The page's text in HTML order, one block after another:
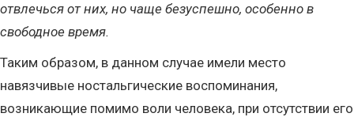
отвлечься от них, но чаще безуспешно, особенно в
свободное время.
Таким образом, в данном случае имели место
навязчивые ностальгические воспоминания,
возникающие помимо воли человека, при отсутствии его